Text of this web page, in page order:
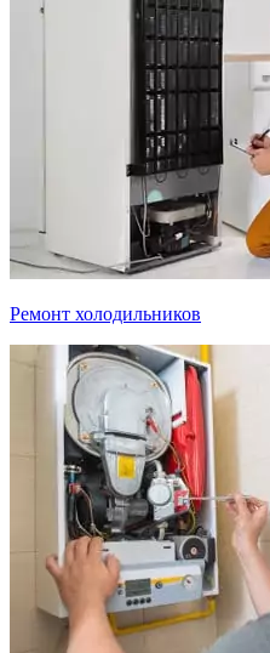
Ремонт холодильников